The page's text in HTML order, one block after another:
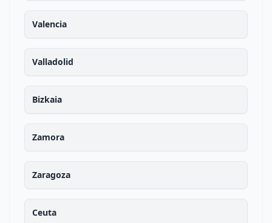
Valencia
Valladolid
Bizkaia
Zamora
Zaragoza
Ceuta